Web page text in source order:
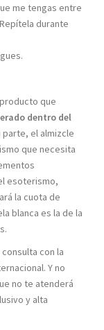
me tengas entre
durante
que
dentro del
parte, el almizcle
que necesita
esoterismo,
la cuota de
blanca es la de la
con la
Y no
no te atenderá
y alta